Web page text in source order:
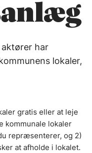
har
lokaler,
gratis eller at leje
kommunale lokaler
repræsenterer, og 2)
at afholde i lokalet.